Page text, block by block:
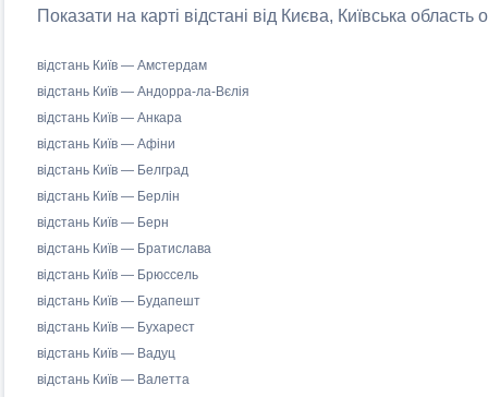
Показати на карті відстані від Києва, Київська
відстань Київ — Амстердам
відстань Київ — Андорра-ла-Вєлія
відстань Київ — Анкара
відстань Київ — Афіни
відстань Київ — Белград
відстань Київ — Берлін
відстань Київ — Берн
відстань Київ — Братислава
відстань Київ — Брюссель
відстань Київ — Будапешт
відстань Київ — Бухарест
відстань Київ — Вадуц
відстань Київ — Валетта